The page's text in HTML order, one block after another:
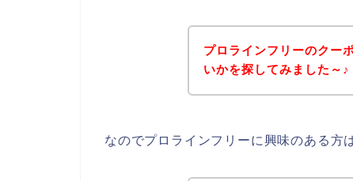
プロラインフリーのクー
いかを探してみました～♪
なのでプロラインフリーに興味のある方